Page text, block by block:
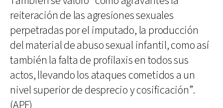
reiteración de las agresiones sexuales
perpetradas por el imputado, la producción
del material de abuso sexual infantil, como así
también la falta de profilaxis en todos sus
actos, llevando los ataques cometidos a un
nivel superior de desprecio y cosificación”.
(APF)